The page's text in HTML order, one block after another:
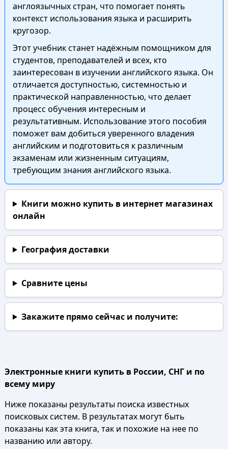
англоязычных стран, что помогает понять
контекст использования языка и расширить
кругозор.
Этот учебник станет надёжным помощником для
студентов, преподавателей и всех, кто
заинтересован в изучении английского языка. Он
отличается доступностью, системностью и
практической направленностью, что делает
процесс обучения интересным и
результативным. Использование этого пособия
поможет вам добиться уверенного владения
английским и подготовиться к различным
экзаменам или жизненным ситуациям,
требующим знания английского языка.
Книги можно купить в интернет магазинах
онлайн
География доставки
Сравните цены
Закажите прямо сейчаси получите:
Электронные книги купить в России, СНГ и по
всему миру
Ниже показаны результаты поиска известных
поисковых систем. В результатах могут быть
показаны как эта книга, так и похожие на нее по
названию или автору.